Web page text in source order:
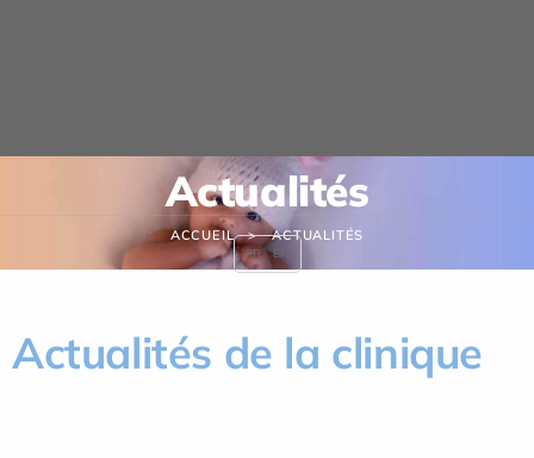
Actualités
ACCUEIL ACTUALITÉS
Actualités de la clinique
FR EN